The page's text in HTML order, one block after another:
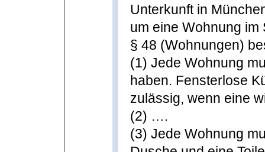
Unterkunft in
um eine Wohnung
§ 48 (Wohnungen)
(1) Jede Wohnung
haben. Fensterlose
zulässig, wenn eine
(2) ….
(3) Jede Wohnung